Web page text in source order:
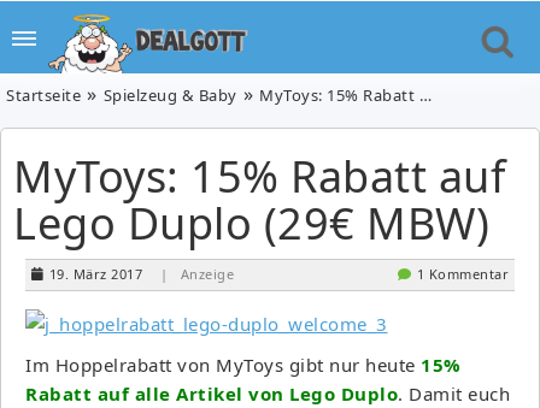
Startseite Spielzeug & Baby MyToys: 15% Rabatt auf Lego Duplo (29€ MBW)
MyToys: 15% Rabatt auf
Lego Duplo (29€ MBW)
19. März 2017 | Anzeige 1 Kommentar
Im Hoppelrabatt von MyToys gibt nur heute 15%
Rabatt auf alle Artikel von Lego Duplo. Damit euch